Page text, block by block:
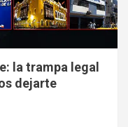
la trampa legal
dejarte